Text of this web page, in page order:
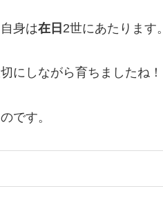
身は在日 2世にあたります。
にしながら育ちましたね！
です。